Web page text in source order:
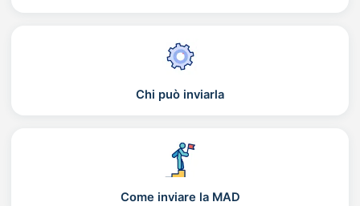
Chi può inviarla
Come inviare la MAD